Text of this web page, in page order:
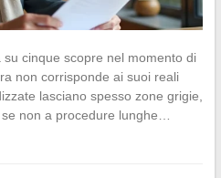
cinque scopre nel momento di
non corrisponde ai suoi reali
lasciano spesso zone grigie,
non a procedure lunghe…